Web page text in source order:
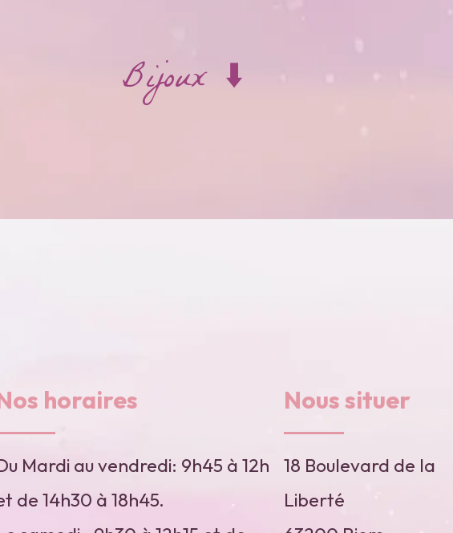
Bijoux ⬇️
horaires
Mardi au vendredi: 9h45 à 12h
de 14h30 à 18h45.
Nous situer
18 Boulevard de la
Liberté